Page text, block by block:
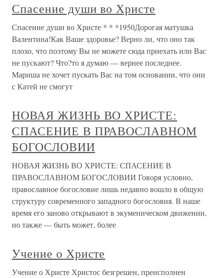
Спасение души во Христе
Спасение души во Христе * * *1950Дорогая матушка
Валентина!Как Ваше здоровье? Верно ли, что оно так
плохо, что поэтому Вы не можете сюда приехать или Вас
не пускают? Что?то я думаю — вернее последнее.
Мариша не хочет пускать Вас на том основании, что они
с Катей не смогут
НОВАЯ ЖИЗНЬ ВО ХРИСТЕ:
СПАСЕНИЕ В ПРАВОСЛАВНОМ
БОГОСЛОВИИ
НОВАЯ ЖИЗНЬ ВО ХРИСТЕ: СПАСЕНИЕ В
ПРАВОСЛАВНОМ БОГОСЛОВИИ Говоря условно,
православное богословие лишь недавно вошло в общую
структуру современного западного богословия. В наше
время его заново открывают в экуменическом движении,
но также — быть может, более
Учение о Христе
Учение о Христе Христос безгрешен, преисполнен